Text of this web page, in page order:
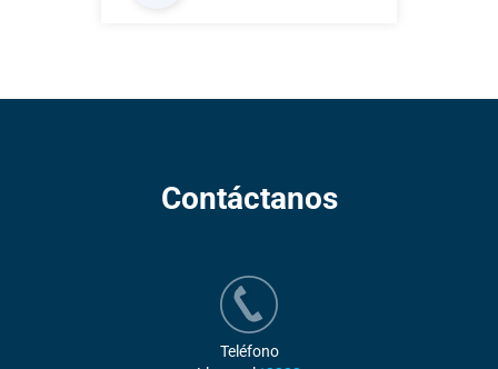
Contáctanos
Teléfono